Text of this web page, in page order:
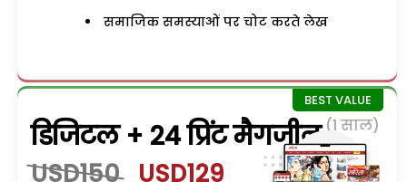
समाजिक समस्याओं पर चोट करते लेख
डिजिटल + 24 प्रिंट मैगजीन (1 साल)
USD150 USD129